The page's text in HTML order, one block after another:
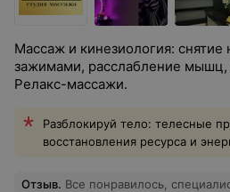
Массаж и кинезиология: снятие
зажимами, расслабление мышц,
Релакс-массажи.
Разблокируй тело: телесные
восстановления ресурса и
Отзыв. Все понравилось,